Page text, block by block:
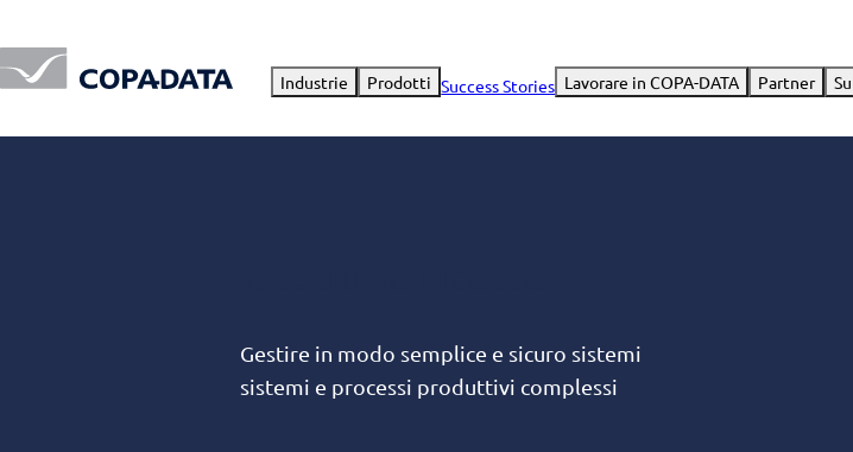
Industrie Prodotti Success Stories Lavorare in COPA-DATA Partner
Gestire in modo semplice e sicuro sistemi
sistemi e processi produttivi complessi